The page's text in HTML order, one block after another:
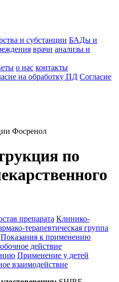
и субстанции БАДы и
врачи анализы и
о нас контакты
на обработку ПД Согласие
Фосренол
по
препарата Клинико-
терапевтическая группа
Показания к применению
действие
Применение у детей
взаимодействие